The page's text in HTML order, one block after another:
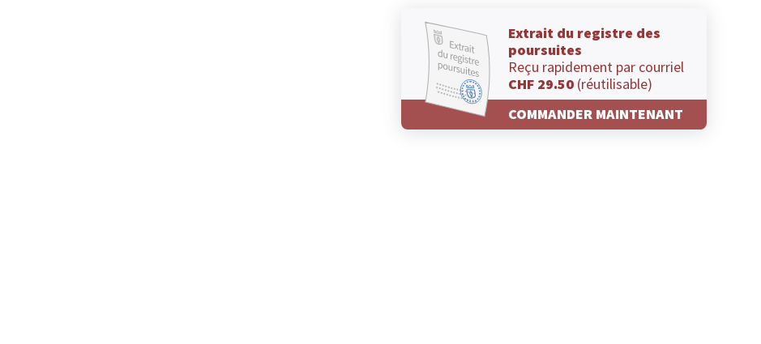
Extrait du registre des
poursuites
Reçu rapidement par courriel
CHF 29.50 (réutilisable)
COMMANDER MAINTENANT